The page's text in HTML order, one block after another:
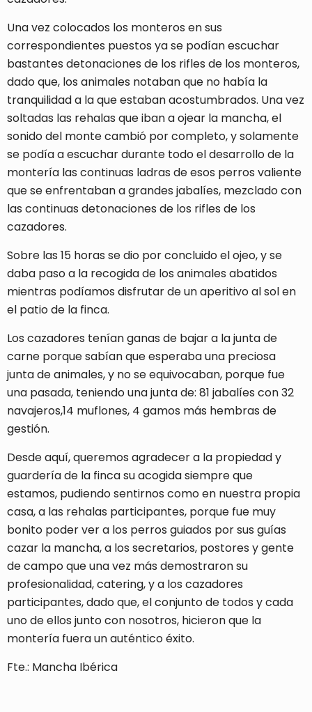
Una vez colocados los monteros en sus
correspondientes puestos ya se podían escuchar
bastantes detonaciones de los rifles de los monteros,
dado que, los animales notaban que no había la
tranquilidad a la que estaban acostumbrados. Una vez
soltadas las rehalas que iban a ojear la mancha, el
sonido del monte cambió por completo, y solamente
se podía a escuchar durante todo el desarrollo de la
montería las continuas ladras de esos perros valiente
que se enfrentaban a grandes jabalíes, mezclado con
las continuas detonaciones de los rifles de los
cazadores.
Sobre las 15 horas se dio por concluido el ojeo, y se
daba paso a la recogida de los animales abatidos
mientras podíamos disfrutar de un aperitivo al sol en
el patio de la finca.
Los cazadores tenían ganas de bajar a la junta de
carne porque sabían que esperaba una preciosa
junta de animales, y no se equivocaban, porque fue
una pasada, teniendo una junta de: 81 jabalíes con 32
navajeros,14 muflones, 4 gamos más hembras de
gestión.
Desde aquí, queremos agradecer a la propiedad y
guardería de la finca su acogida siempre que
estamos, pudiendo sentirnos como en nuestra propia
casa, a las rehalas participantes, porque fue muy
bonito poder ver a los perros guiados por sus guías
cazar la mancha, a los secretarios, postores y gente
de campo que una vez más demostraron su
profesionalidad, catering, y a los cazadores
participantes, dado que, el conjunto de todos y cada
uno de ellos junto con nosotros, hicieron que la
montería fuera un auténtico éxito.
Fte.: Mancha Ibérica